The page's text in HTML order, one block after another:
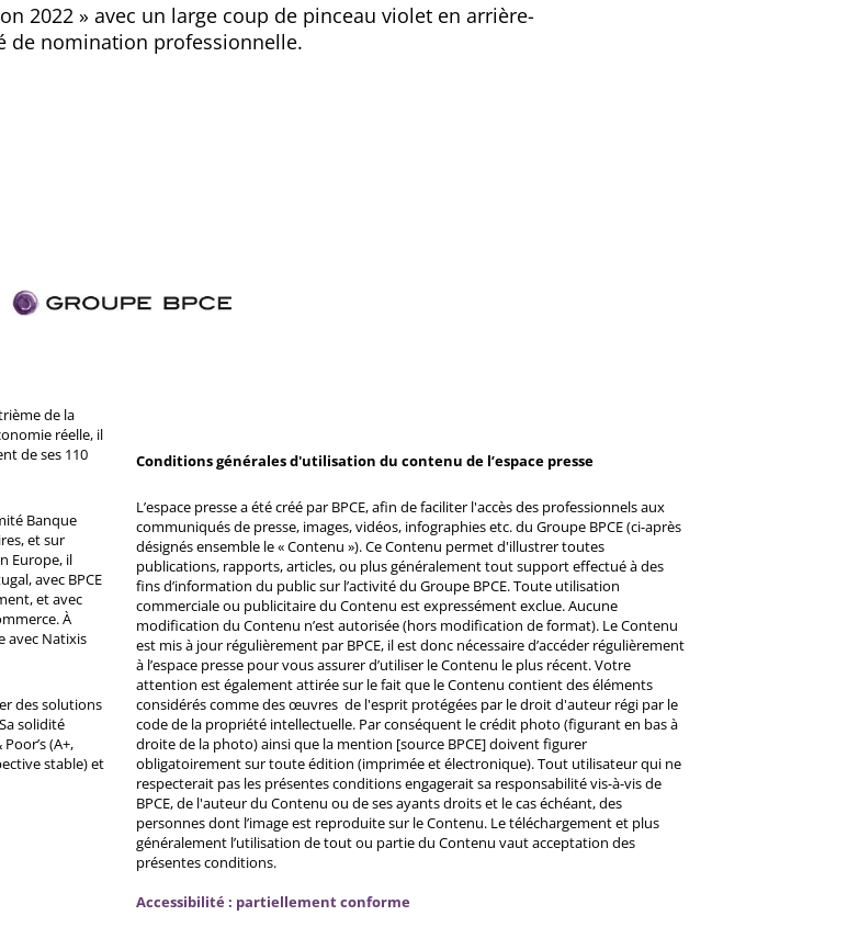
2022 » avec un large coup de pinceau violet en arrière-
de nomination professionnelle.
de la
réelle, il
de ses 110
Banque
et sur
Europe, il
avec BPCE
et avec
À
avec Natixis
des solutions
solidité
(A+,
stable) et
Conditions générales d'utilisation du contenu de l’espace presse
L’espace presse a été créé par BPCE, afin de faciliter l'accès des professionnels aux
communiqués de presse, images, vidéos, infographies etc. du Groupe BPCE (ci-après
désignés ensemble le « Contenu »). Ce Contenu permet d'illustrer toutes
publications, rapports, articles, ou plus généralement tout support effectué à des
fins d’information du public sur l’activité du Groupe BPCE. Toute utilisation
commerciale ou publicitaire du Contenu est expressément exclue. Aucune
modification du Contenu n’est autorisée (hors modification de format). Le Contenu
est mis à jour régulièrement par BPCE, il est donc nécessaire d’accéder régulièrement
à l’espace presse pour vous assurer d’utiliser le Contenu le plus récent. Votre
attention est également attirée sur le fait que le Contenu contient des éléments
considérés comme des œuvres de l'esprit protégées par le droit d'auteur régi par le
code de la propriété intellectuelle. Par conséquent le crédit photo (figurant en bas à
droite de la photo) ainsi que la mention [source BPCE] doivent figurer
obligatoirement sur toute édition (imprimée et électronique). Tout utilisateur qui ne
respecterait pas les présentes conditions engagerait sa responsabilité vis-à-vis de
BPCE, de l'auteur du Contenu ou de ses ayants droits et le cas échéant, des
personnes dont l’image est reproduite sur le Contenu. Le téléchargement et plus
généralement l’utilisation de tout ou partie du Contenu vaut acceptation des
présentes conditions.
Accessibilité : partiellement conforme